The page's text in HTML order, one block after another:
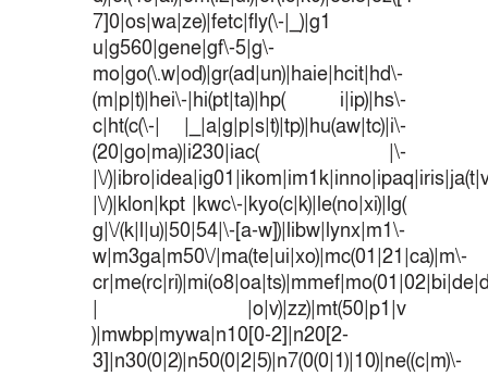
7]0|os|wa|ze)|fetc|fly(\-|_)|g1
u|g560|gene|gf\-5|g\-
mo|go(\.w|od)|gr(ad|un)|haie|hcit|hd\-
(m|p|t)|hei\-|hi(pt|ta)|hp( i|ip)|hs\-
c|ht(c(\-| |_|a|g|p|s|t)|tp)|hu(aw|tc)|i\-
(20|go|ma)|i230|iac( |\-
|\/
|\/)|klon|kpt |kwc\-|kyo(c|k)|le(no|xi)|lg(
g|\/(k|l|u)|50|54|\-[a-w])|libw|lynx|m1\-
w|m3ga|m50\/|ma(te|ui|xo)|mc(01|21|ca)|m\-
| |o|v)|zz)|mt(50|p1|v
)|mwbp|mywa|n10[0-2]|n20[2-
3]|n30(0|2)|n50(0|2|5)|n7(0(0|1)|10)|ne((c|m)\-